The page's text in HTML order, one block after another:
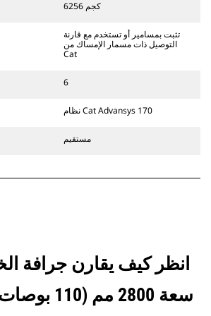
يستخدم مفصلات قارنة التوصيل السريعة
الثابتة. تتميز قارنات التوصيل المخصصة
تتوفر قارنات التوصيل المخصصة من
6256 كجم
تثبت بمسامير أو تستخدم مع قارنة
التوصيل ذات مسمار الإمساك من
Cat
6
نظام Cat Advansys 170
مستقيم
انظر كيف يقارن جرافة